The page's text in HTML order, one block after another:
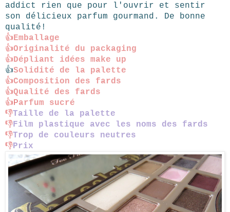
addict rien que pour l'ouvrir et sentir
son délicieux parfum gourmand. De bonne
qualité!
👍Emballage
👍Originalité du packaging
👍Dépliant idées make up
👍Solidité de la palette
👍Composition des fards
👍Qualité des fards
👍Parfum sucré
👎Taille de la palette
👎Film plastique avec les noms des fards
👎Trop de couleurs neutres
👎Prix